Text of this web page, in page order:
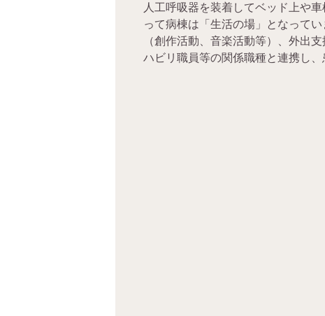
人工呼吸器を装着してベッド上や
って病棟は「生活の場」となって
（創作活動、音楽活動等）、外出
ハビリ職員等の関係職種と連携し